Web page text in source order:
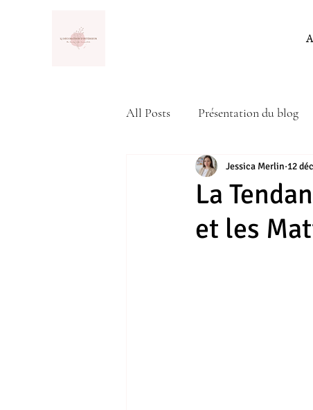
All Posts Présentation du blog
Actualité
La
et les
Jessica Merlin 12